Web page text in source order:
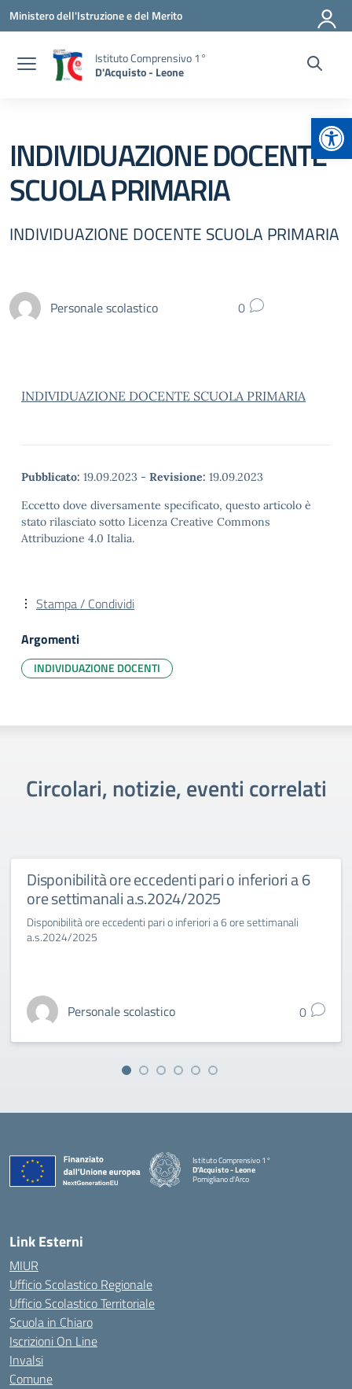
Vai ai contenuti
Vai al menu di navigazione
Vai al footer
Ministero dell'Istruzione e del Merito
Istituto Comprensivo 1°
D'Acquisto - Leone
INDIVIDUAZIONE DOCENTE
SCUOLA PRIMARIA
INDIVIDUAZIONE DOCENTE SCUOLA PRIMARIA
Personale scolastico 0
INDIVIDUAZIONE DOCENTE SCUOLA PRIMARIA
Pubblicato: 19.09.2023 - Revisione: 19.09.2023
Eccetto dove diversamente specificato, questo articolo è
stato rilasciato sotto Licenza Creative Commons
Attribuzione 4.0 Italia.
Stampa / Condividi
Argomenti
INDIVIDUAZIONE DOCENTI
Circolari, notizie, eventi correlati
Disponibilità ore eccedenti pari o inferiori a 6
ore settimanali a.s.2024/2025
Disponibilità ore eccedenti pari o inferiori a 6 ore settimanali
a.s.2024/2025
Personale scolastico 0
Istituto Comprensivo 1°
D'Acquisto - Leone
Pomigliano d'Arco
— Visita la pagina iniziale della scuola
Link Esterni
MIUR
Ufficio Scolastico Regionale
Ufficio Scolastico Territoriale
Scuola in Chiaro
Iscrizioni On Line
Invalsi
Comune